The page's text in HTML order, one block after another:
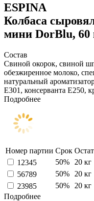
ESPINA
Колбаса
мини DorBlu, 60
Состав
Свиной окорок, свиной
обезжиренное молоко,
натуральный
Е301, консерванта Е250,
Подробнее
Номер партии Срок
12345
50%
20 кг
56789
50%
20 кг
23985
50%
20 кг
Подробнее